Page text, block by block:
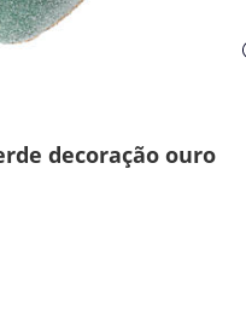
decoração ouro